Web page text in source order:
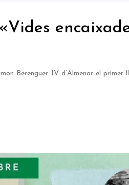
Berenguer IV d’Almenar el primer